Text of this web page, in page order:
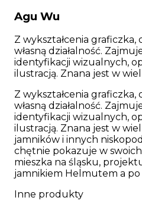
Dokładna
znajduje się poniżej
problem - skontaktuj
podlegają zwrotom.
Świetny, unikalny design
psiak będzie wyglądał
Szelki bezuciskowe to
psich akcesoriów - dzięki
rozkładają naprężenie w
kręgosłupa, a
gwarantuje, że nie
uszyte zostały ręcznie
dwustronnej taśmy o
20mm. Czarne, mocne,
marki Duraflex
użytkowanie, a
Agu Wu
Z wykształcenia
własną działalność.
identyfikacji wizualnych,
ilustracją. Znana jest w
Z wykształcenia
własną działalność.
identyfikacji wizualnych,
ilustracją. Znana jest w
jamników i innych
chętnie pokazuje w
mieszka na śląsku,
jamnikiem Helmutem a
Inne produkty